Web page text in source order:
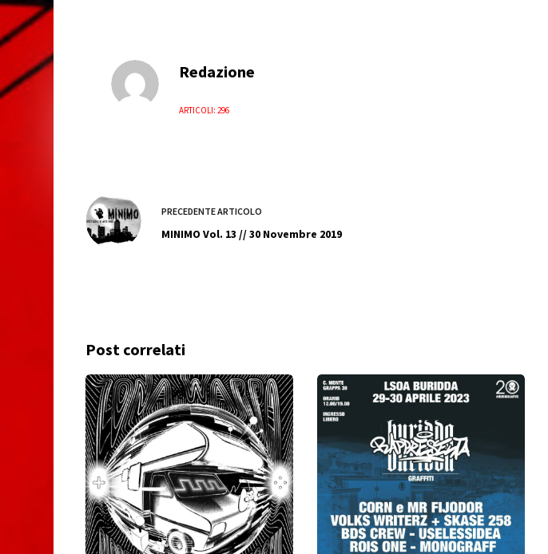
Redazione
ARTICOLI: 296
PRECEDENTEARTICOLO
MINIMO Vol. 13 // 30 Novembre 2019
Post correlati